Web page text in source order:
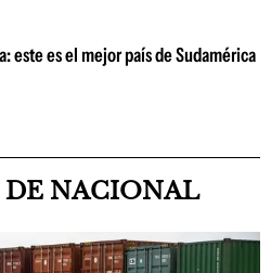
este es el mejor país de Sudamérica
NACIONAL